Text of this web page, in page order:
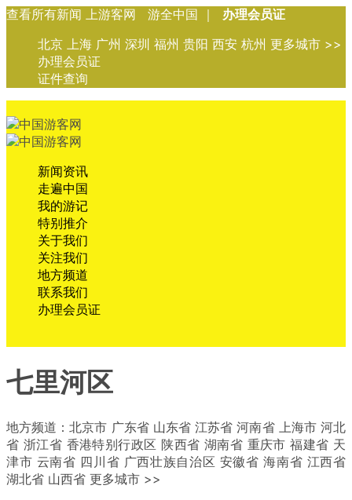
查看所有新闻 上游客网 游全中国 ｜
办理会员证
北京 上海 广州 深圳 福州 贵阳 西安 杭州 更多城市 >>
办理会员证
证件查询
新闻资讯
走遍中国
我的游记
特别推介
关于我们
关注我们
地方频道
联系我们
办理会员证
七里河区
地方频道：北京市 广东省 山东省 江苏省 河南省 上海市 河北
省 浙江省 香港特别行政区 陕西省 湖南省 重庆市 福建省 天
津市 云南省 四川省 广西壮族自治区 安徽省 海南省 江西省
湖北省 山西省 更多城市 >>